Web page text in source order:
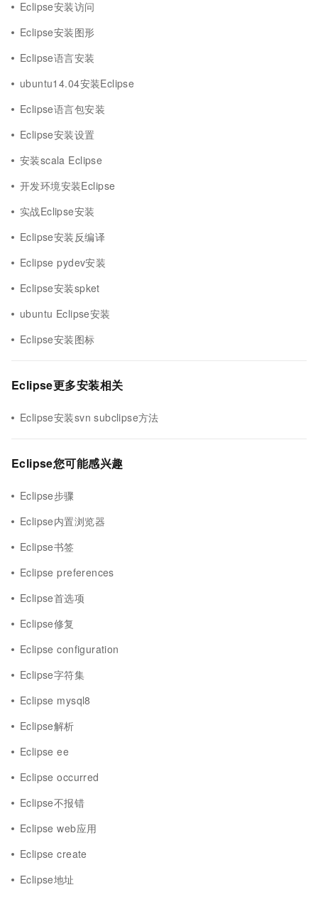
Eclipse安装访问
Eclipse安装图形
Eclipse语言安装
ubuntu14.04安装Eclipse
Eclipse语言包安装
Eclipse安装设置
安装scala Eclipse
开发环境安装Eclipse
实战Eclipse安装
Eclipse安装反编译
Eclipse pydev安装
Eclipse安装spket
ubuntu Eclipse安装
Eclipse安装图标
Eclipse更多安装相关
Eclipse安装svn subclipse方法
Eclipse您可能感兴趣
Eclipse步骤
Eclipse内置浏览器
Eclipse书签
Eclipse preferences
Eclipse首选项
Eclipse修复
Eclipse configuration
Eclipse字符集
Eclipse mysql8
Eclipse解析
Eclipse ee
Eclipse occurred
Eclipse不报错
Eclipse web应用
Eclipse create
Eclipse地址